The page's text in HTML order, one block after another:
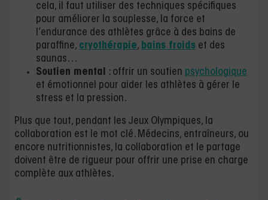
cela, il faut utiliser des techniques spécifiques
pour améliorer la souplesse, la force et
l’endurance des athlètes grâce à des bains de
paraffine, cryothérapie, bains froids et des
saunas…
Soutien mental : offrir un soutien psychologique
et émotionnel pour aider les athlètes à gérer le
stress et la pression.
Plus que tout, pendant les Jeux Olympiques, la
collaboration est le mot clé. Médecins, entraîneurs, ou
encore nutritionnistes, la collaboration et le partage
doivent être de rigueur pour offrir une prise en charge
complète aux athlètes.